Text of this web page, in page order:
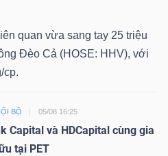
quan vừa sang tay 25 triệu
Đèo Cả (HOSE: HHV), với
cp.
BỘ 05/08 16:25
Capital và HDCapital cùng gia
tại PET